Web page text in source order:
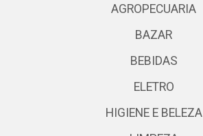
AGROPECUARIA
BAZAR
BEBIDAS
ELETRO
HIGIENE E BELEZA